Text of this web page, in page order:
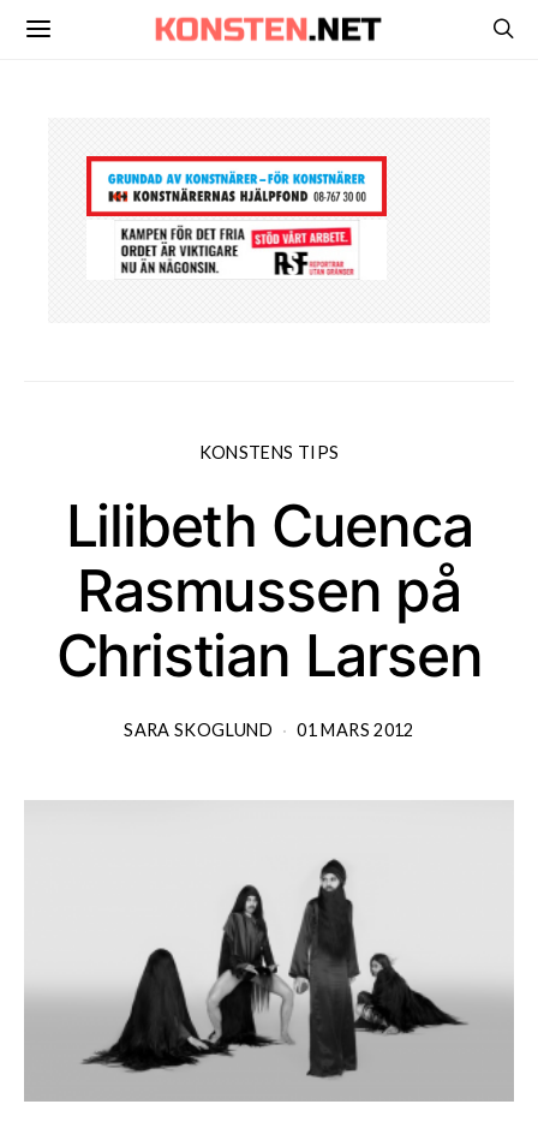
KONSTENS TIPS
Lilibeth Cuenca
Rasmussen på
Christian Larsen
SARA SKOGLUND 01 MARS 2012